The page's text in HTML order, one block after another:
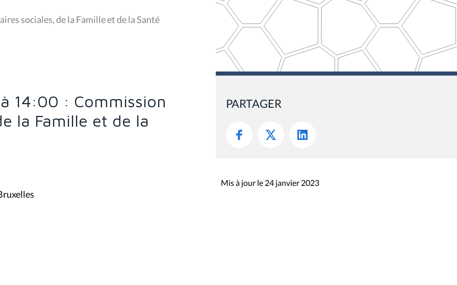
sociales, de la Famille et de la Santé
14:00 : Commission
la Famille et de la
PARTAGER
Mis à jour le 24 janvier 2023